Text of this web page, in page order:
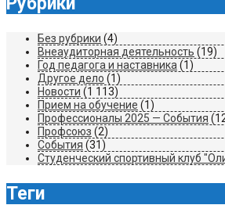
Без рубрики (4)
Внеаудиторная деятельность (19)
Год педагога и наставника (1)
Другое дело (1)
Новости (1 113)
Прием на обучение (1)
Профессионалы 2025 — События
Профсоюз (2)
События (31)
Студенческий спортивный клуб
Теги